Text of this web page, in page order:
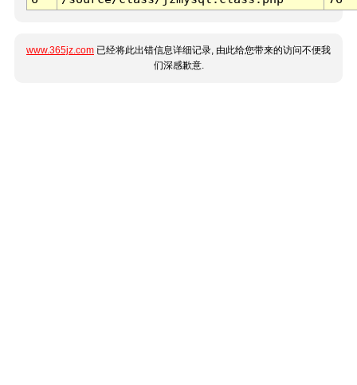
www.365jz.com 已经将此出错信息详细记录, 由此给您带来的访问不便我
们深感歉意.